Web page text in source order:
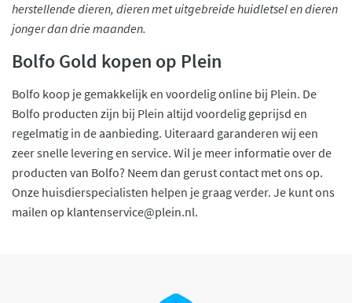
herstellende dieren, dieren met uitgebreide huidletsel en dieren
jonger dan drie maanden.
Bolfo Gold kopen op Plein
Bolfo koop je gemakkelijk en voordelig online bij Plein. De
Bolfo producten zijn bij Plein altijd voordelig geprijsd en
regelmatig in de aanbieding. Uiteraard garanderen wij een
zeer snelle levering en service. Wil je meer informatie over de
producten van Bolfo? Neem dan gerust contact met ons op.
Onze huisdierspecialisten helpen je graag verder. Je kunt ons
mailen op klantenservice@plein.nl.